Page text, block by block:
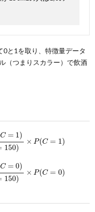
0と1を取り、特徴量データ
（つまりスカラー）で飲酒
C = 1)
150)
× P(C = 1)
(x 150
C = 0)
150)
× P(C = 0)
(x 150